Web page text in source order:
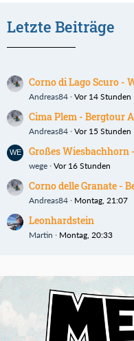
Letzte Beiträge
Corno di Lago Scuro -
Andreas84 Vor 14 Stunden
Cima Plem - Bergtour
Andreas84 Vor 15 Stunden
Großes Wiesbachhorn
wege Vor 16 Stunden
Corno delle Granate -
Andreas84 Montag, 21:07
Leonhardstein
Martin Montag, 20:33